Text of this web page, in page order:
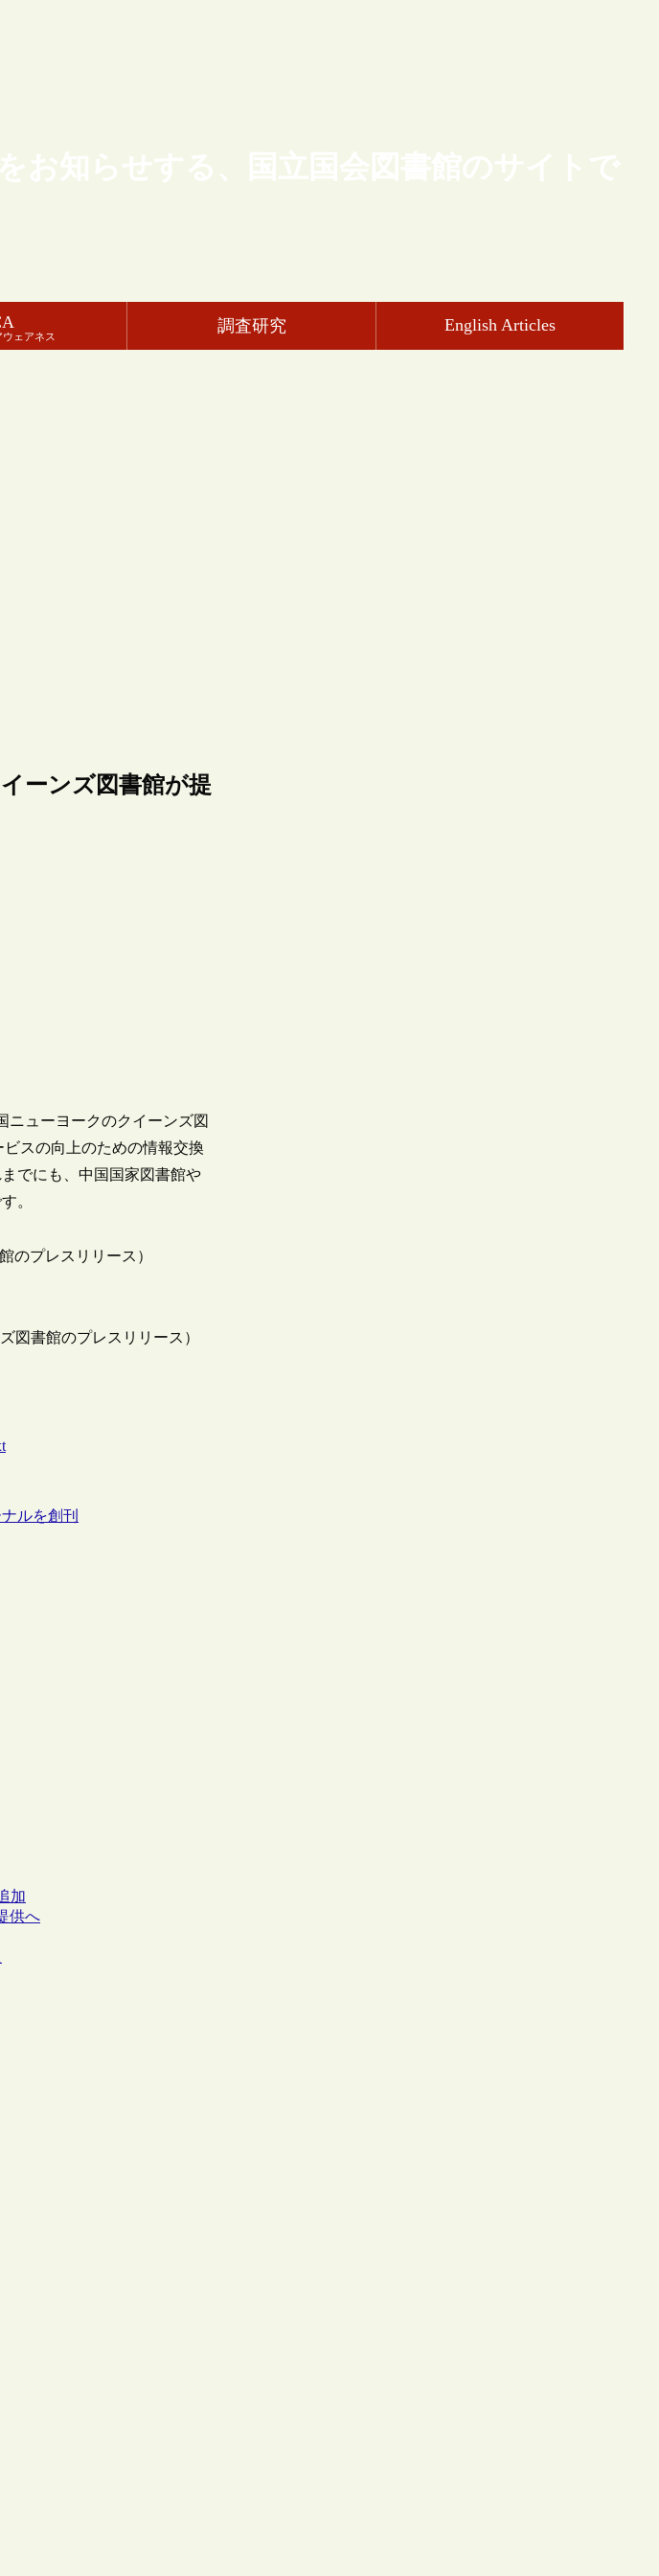
お知らせする、国立国会図書館のサイトで
ェアネス
調査研究 English Articles
ーンズ図書館が提
ニューヨークのクイーンズ図
スの向上のための情報交換
でにも、中国国家図書館や
。
のプレスリリース）
ズ図書館のプレスリリース）
ルを創刊
加
供へ